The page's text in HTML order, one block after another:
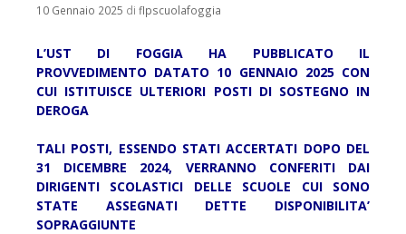
10 Gennaio 2025 di flpscuolafoggia
L’UST DI FOGGIA HA PUBBLICATO IL
PROVVEDIMENTO DATATO 10 GENNAIO 2025 CON
CUI ISTITUISCE ULTERIORI POSTI DI SOSTEGNO IN
DEROGA
TALI POSTI, ESSENDO STATI ACCERTATI DOPO DEL
31 DICEMBRE 2024, VERRANNO CONFERITI DAI
DIRIGENTI SCOLASTICI DELLE SCUOLE CUI SONO
STATE ASSEGNATI DETTE DISPONIBILITA’
SOPRAGGIUNTE